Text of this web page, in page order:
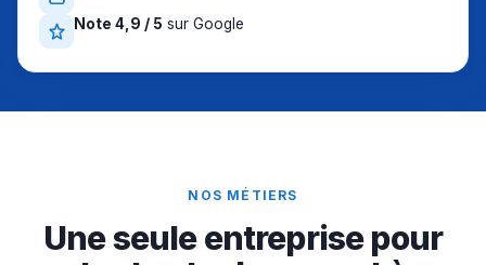
Note 4,9 / 5 sur Google
NOS MÉTIERS
Une seule entreprise pour